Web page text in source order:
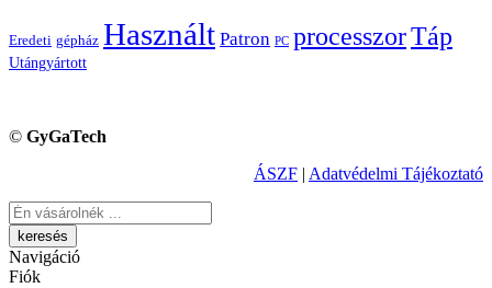
Eredeti gépház Használt Patron PC processzorTáp
Utángyártott
© GyGaTech
ÁSZF | Adatvédelmi Tájékoztató
Keresés
Navigáció
Fiók